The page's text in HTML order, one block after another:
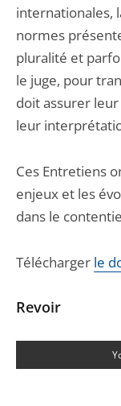
internationales,
normes
pluralité et
le juge, pour
doit assurer
leur
Ces Entretiens
enjeux et les
dans le
Télécharger le
Revoir